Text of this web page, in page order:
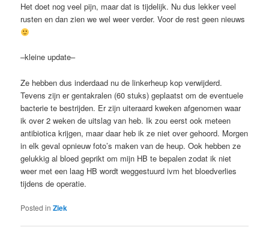
Het doet nog veel pijn, maar dat is tijdelijk. Nu dus lekker veel
rusten en dan zien we wel weer verder. Voor de rest geen nieuws
–kleine update–
Ze hebben dus inderdaad nu de linkerheup kop verwijderd.
Tevens zijn er gentakralen (60 stuks) geplaatst om de eventuele
bacterie te bestrijden. Er zijn uiteraard kweken afgenomen waar
ik over 2 weken de uitslag van heb. Ik zou eerst ook meteen
antibiotica krijgen, maar daar heb ik ze niet over gehoord. Morgen
in elk geval opnieuw foto’s maken van de heup. Ook hebben ze
gelukkig al bloed geprikt om mijn HB te bepalen zodat ik niet
weer met een laag HB wordt weggestuurd ivm het bloedverlies
tijdens de operatie.
Posted in Ziek